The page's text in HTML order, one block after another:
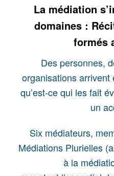
La médiation
domaines :
formés
Des personnes,
organisations arrivent
qu’est-ce qui les fait
un
Six médiateurs,
Médiations Plurielles
à la